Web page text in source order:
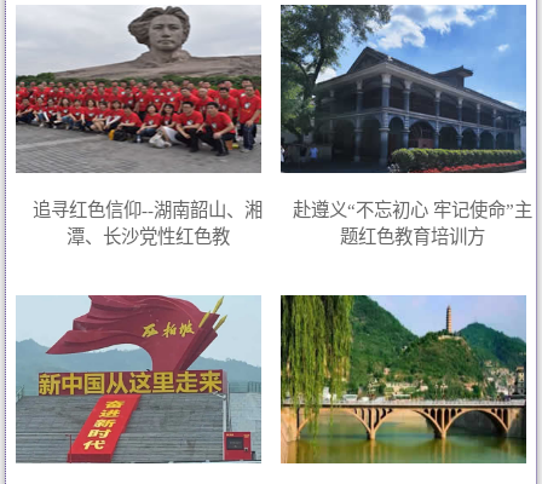
追寻红色信仰--湖南韶山、湘
潭、长沙党性红色教
赴遵义“不忘初心 牢记使命”主
题红色教育培训方